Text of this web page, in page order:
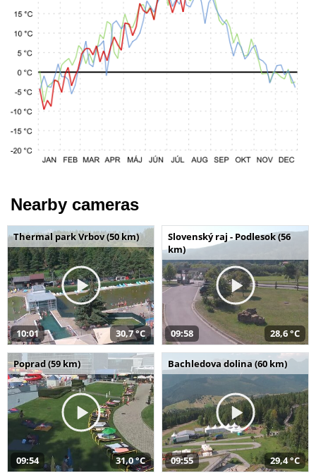
Nearby cameras
Thermal park Vrbov (50 km)
10:01 30,7 °C
Slovenský raj - Podlesok (56
km)
09:58 28,6 °C
Poprad (59 km)
09:54 31,0 °C
Bachledova dolina (60 km)
09:55 29,4 °C